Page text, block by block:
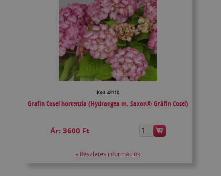
Kód: 42110
Grafin Cosel hortenzia (Hydrangea m. Saxon® Gräfin Cosel)
Ár:3600 Ft
» Részletes információk